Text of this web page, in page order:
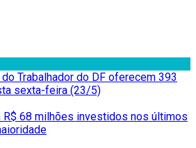
Trabalhador do DF oferecem 393
sexta-feira (23/5)
R$ 68 milhões investidos nos últimos